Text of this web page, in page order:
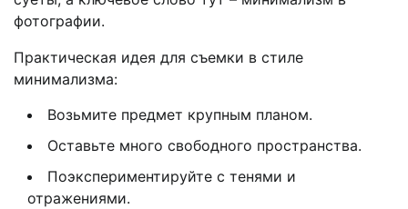
фотографии.
Практическая идея для съемки в стиле
минимализма:
Возьмите предмет крупным планом.
Оставьте много свободного пространства.
Поэкспериментируйте с тенями и
отражениями.